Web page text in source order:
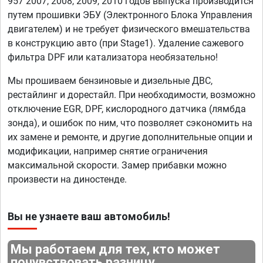
путем прошивки ЭБУ (Электронного Блока Управления
двигателем) и не требует физического вмешательства
в конструкцию авто (при Stage1). Удаление сажевого
фильтра DPF или катализатора необязательно!
Мы прошиваем бензиновые и дизельные ДВС,
рестайлинг и дорестайл. При необходимости, возможно
отключение EGR, DPF, кислородного датчика (лямбда
зонда), и ошибок по ним, что позволяет сэкономить на
их замене и ремонте, и другие дополнительные опции и
модификации, например снятие ограничения
максимальной скорости. Замер прибавки можно
произвести на диностенде.
Вы не узнаете ваш автомобиль!
Мы работаем для тех, кто может